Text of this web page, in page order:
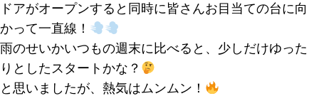
ドアがオープンすると同時に皆さんお目当ての台に向
かって一直線！
雨のせいかいつもの週末に比べると、少しだけゆった
りとしたスタートかな？
と思いましたが、熱気はムンムン！